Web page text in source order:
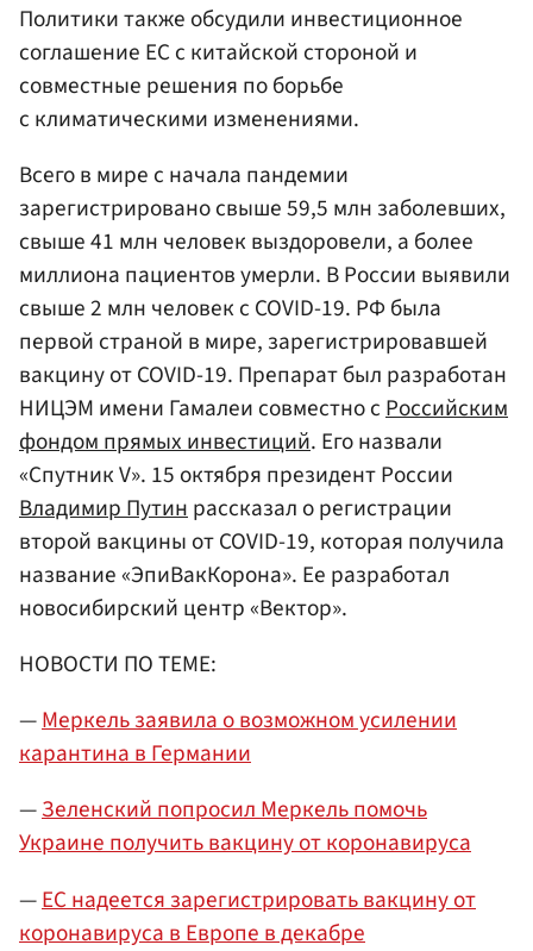
Политики также обсудили инвестиционное
соглашение ЕС с китайской стороной и
совместные решения по борьбе
с климатическими изменениями.
Всего в мире с начала пандемии
зарегистрировано свыше 59,5 млн заболевших,
свыше 41 млн человек выздоровели, а более
миллиона пациентов умерли. В России выявили
свыше 2 млн человек с COVID-19. РФ была
первой страной в мире, зарегистрировавшей
вакцину от COVID-19. Препарат был разработан
НИЦЭМ имени Гамалеи совместно сРоссийским
фондом прямых инвестиций. Его назвали
«Спутник V». 15 октября президент России
Владимир Путинрассказал о регистрации
второй вакцины от COVID-19, которая получила
название «ЭпиВакКорона». Ее разработал
новосибирский центр «Вектор».
НОВОСТИ ПО ТЕМЕ:
—Меркель заявила о возможном усилении
карантина в Германии
—Зеленский попросил Меркель помочь
Украине получить вакцину от коронавируса
—ЕС надеется зарегистрировать вакцину от
коронавируса в Европе в декабре